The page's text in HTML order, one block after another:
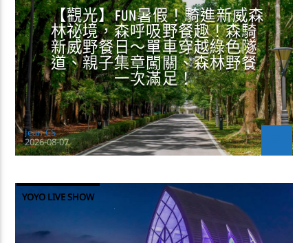
【觀光】FUN暑假！騎進新威森
林祕境，森呼吸野餐趣！森騎
新威野餐日～單車穿越綠色隧
道、親子集章闖關、森林野餐
一次滿足！
Jean-CS
2026-08-07
YOYO LIVE SHOW